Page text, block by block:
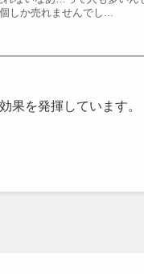
しか売れませんでし...
果を発揮しています。